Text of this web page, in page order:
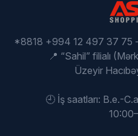
*8818 +994 12 497 37 75
📍 “Sahil” filialı
Üzeyir
🕘 İş saatları: B.e.-